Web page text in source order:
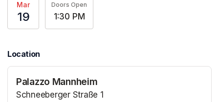
Mar
19
Doors Open
1:30 PM
Location
Palazzo Mannheim
Schneeberger Straße 1